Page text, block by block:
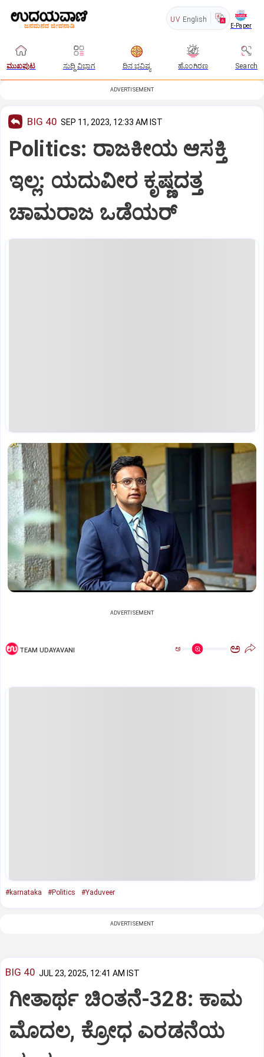
UV English
E-Paper
ಮುಖಪುಟ ಸುದ್ದಿ ವಿಭಾಗ ದಿನ ಭವಿಷ್ಯ ಹೊಂಗಿರಣ Search
ADVERTISEMENT
BIG 40 SEP 11, 2023, 12:33 AM IST
Politics: ರಾಜಕೀಯ ಆಸಕ್ತಿ
ಇಲ್ಲ: ಯದುವೀರ ಕೃಷ್ಣದತ್ತ
ಚಾಮರಾಜ ಒಡೆಯರ್‌
ADVERTISEMENT
TEAM UDAYAVANI ಅ ಅ
#karnataka #Politics #Yaduveer
ADVERTISEMENT
BIG 40 JUL 23, 2025, 12:41 AM IST
ಗೀತಾರ್ಥ ಚಿಂತನೆ-328: ಕಾಮ
ಮೊದಲ, ಕ್ರೋಧ ಎರಡನೆಯ